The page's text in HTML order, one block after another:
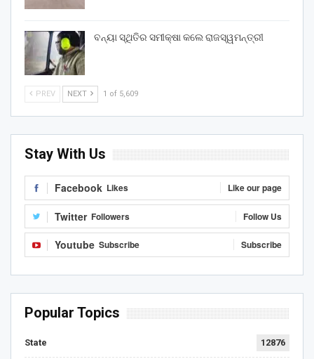
ବନ୍ୟା ସ୍ଥିତିର ସମୀକ୍ଷା କଲେ ରାଜସ୍ୱମନ୍ତ୍ରୀ
PREV NEXT 1 of 5,609
Stay With Us
Facebook Likes Like our page
Twitter Followers Follow Us
Youtube Subscribe Subscribe
Popular Topics
State 12876